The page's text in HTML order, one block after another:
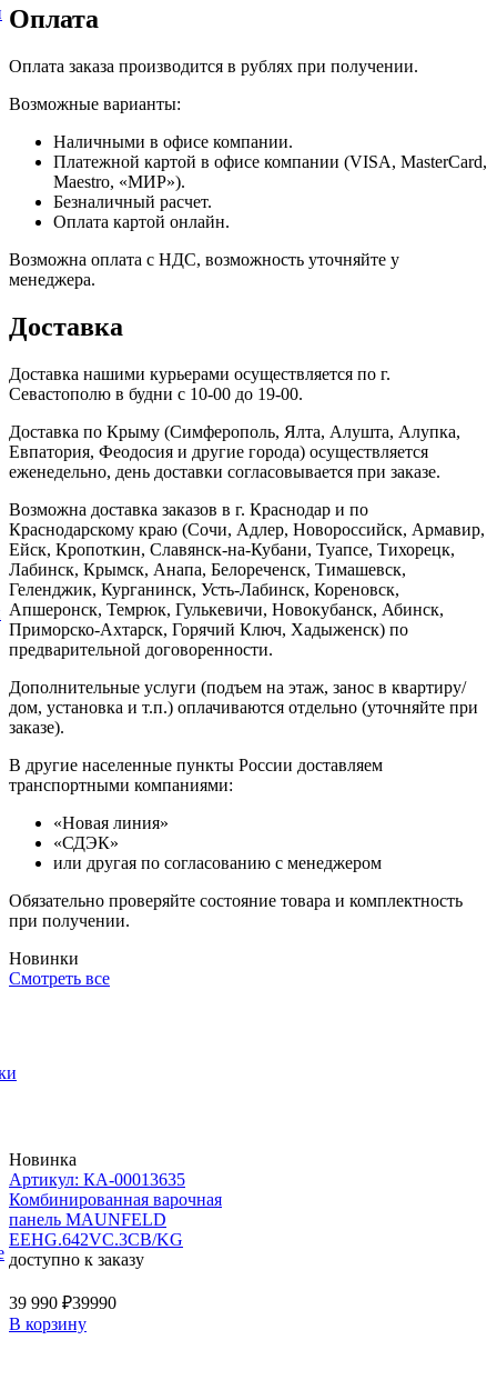
Оплата
Оплата заказа производится в рублях при получении.
Возможные варианты:
Наличными в офисе компании.
Платежной картой в офисе компании (VISA, MasterCard,
Maestro, «МИР»).
Безналичный расчет.
Оплата картой онлайн.
Возможна оплата с НДС, возможность уточняйте у
менеджера.
Доставка
Доставка нашими курьерами осуществляется по г.
Севастополю в будни с 10-00 до 19-00.
Доставка по Крыму (Симферополь, Ялта, Алушта, Алупка,
Евпатория, Феодосия и другие города) осуществляется
еженедельно, день доставки согласовывается при заказе.
Возможна доставка заказов в г. Краснодар и по
Краснодарскому краю (Сочи, Адлер, Новороссийск, Армавир,
Ейск, Кропоткин, Славянск-на-Кубани, Туапсе, Тихорецк,
Лабинск, Крымск, Анапа, Белореченск, Тимашевск,
Геленджик, Курганинск, Усть-Лабинск, Кореновск,
Апшеронск, Темрюк, Гулькевичи, Новокубанск, Абинск,
Приморско-Ахтарск, Горячий Ключ, Хадыженск) по
предварительной договоренности.
Дополнительные услуги (подъем на этаж, занос в квартиру/
дом, установка и т.п.) оплачиваются отдельно (уточняйте при
заказе).
В другие населенные пункты России доставляем
транспортными компаниями:
«Новая линия»
«СДЭК»
или другая по согласованию с менеджером
Обязательно проверяйте состояние товара и комплектность
при получении.
Новинки
Смотреть все
Новинка
Артикул: КА-00013635
Комбинированная варочная
панель MAUNFELD
EEHG.642VC.3CB/KG
доступно к заказу
39 990 ₽39990
В корзину